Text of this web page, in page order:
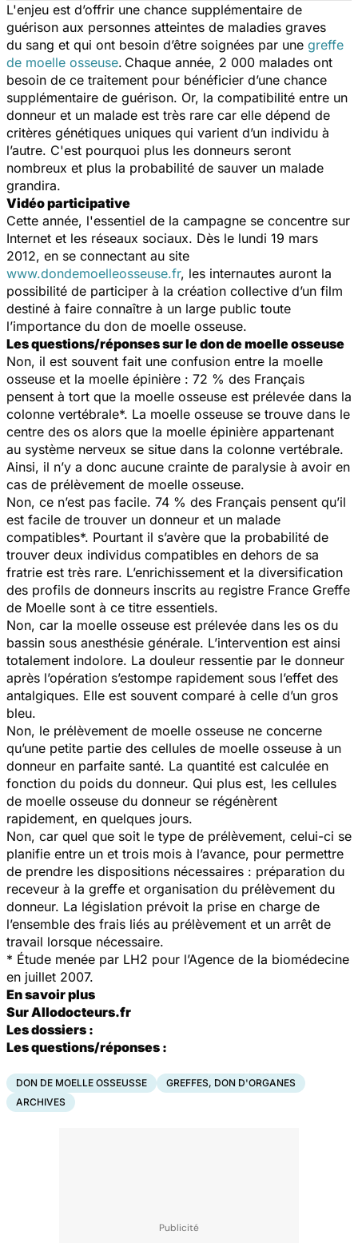
L'enjeu est d’offrir une chance supplémentaire de
guérison aux personnes atteintes de maladies graves
du sang et qui ont besoin d’être soignées par une greffe
de moelle osseuse. Chaque année, 2 000 malades ont
besoin de ce traitement pour bénéficier d’une chance
supplémentaire de guérison. Or, la compatibilité entre un
donneur et un malade est très rare car elle dépend de
critères génétiques uniques qui varient d’un individu à
l’autre. C'est pourquoi plus les donneurs seront
nombreux et plus la probabilité de sauver un malade
grandira.
Vidéo participative
Cette année, l'essentiel de la campagne se concentre sur
Internet et les réseaux sociaux. Dès le lundi 19 mars
2012, en se connectant au site
www.dondemoelleosseuse.fr, les internautes auront la
possibilité de participer à la création collective d’un film
destiné à faire connaître à un large public toute
l’importance du don de moelle osseuse.
Les questions/réponses sur le don de moelle osseuse
Non, il est souvent fait une confusion entre la moelle
osseuse et la moelle épinière : 72 % des Français
pensent à tort que la moelle osseuse est prélevée dans la
colonne vertébrale*. La moelle osseuse se trouve dans le
centre des os alors que la moelle épinière appartenant
au système nerveux se situe dans la colonne vertébrale.
Ainsi, il n’y a donc aucune crainte de paralysie à avoir en
cas de prélèvement de moelle osseuse.
Non, ce n’est pas facile. 74 % des Français pensent qu’il
est facile de trouver un donneur et un malade
compatibles*. Pourtant il s’avère que la probabilité de
trouver deux individus compatibles en dehors de sa
fratrie est très rare. L’enrichissement et la diversification
des profils de donneurs inscrits au registre France Greffe
de Moelle sont à ce titre essentiels.
Non, car la moelle osseuse est prélevée dans les os du
bassin sous anesthésie générale. L’intervention est ainsi
totalement indolore. La douleur ressentie par le donneur
après l’opération s’estompe rapidement sous l’effet des
antalgiques. Elle est souvent comparé à celle d’un gros
bleu.
Non, le prélèvement de moelle osseuse ne concerne
qu’une petite partie des cellules de moelle osseuse à un
donneur en parfaite santé. La quantité est calculée en
fonction du poids du donneur. Qui plus est, les cellules
de moelle osseuse du donneur se régénèrent
rapidement, en quelques jours.
Non, car quel que soit le type de prélèvement, celui-ci se
planifie entre un et trois mois à l’avance, pour permettre
de prendre les dispositions nécessaires : préparation du
receveur à la greffe et organisation du prélèvement du
donneur. La législation prévoit la prise en charge de
l’ensemble des frais liés au prélèvement et un arrêt de
travail lorsque nécessaire.
* Étude menée par LH2 pour l’Agence de la biomédecine
en juillet 2007.
En savoir plus
Sur Allodocteurs.fr
Les dossiers :
Les questions/réponses :
DON DE MOELLE OSSEUSSE
GREFFES, DON D'ORGANES
ARCHIVES